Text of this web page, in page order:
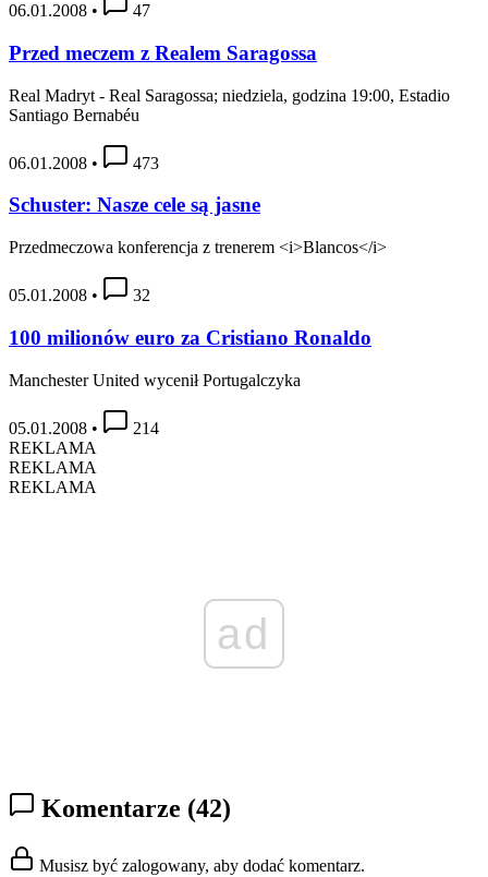
06.01.2008 • 47
Przed meczem z Realem Saragossa
Real Madryt - Real Saragossa; niedziela, godzina 19:00, Estadio
Santiago Bernabéu
06.01.2008 • 473
Schuster: Nasze cele są jasne
Przedmeczowa konferencja z trenerem <i>Blancos</i>
05.01.2008 • 32
100 milionów euro za Cristiano Ronaldo
Manchester United wycenił Portugalczyka
05.01.2008 •
214
REKLAMA
REKLAMA
REKLAMA
ad
Komentarze (42)
Musisz być zalogowany, aby dodać komentarz.